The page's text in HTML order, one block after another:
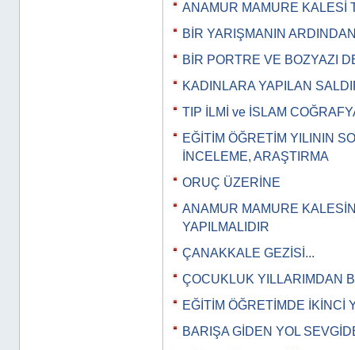
ANAMUR MAMURE KALESİ
BİR YARIŞMANIN
BİR PORTRE VE BOZYAZI
KADINLARA YAPILAN
TIP İLMİ ve İSLAM
EĞİTİM ÖĞRETİM YILININ
İNCELEME, ARAŞTIRMA
ORUÇ ÜZERİNE
ANAMUR MAMURE
YAPILMALIDIR
ÇANAKKALE GEZİSİ...
ÇOCUKLUK YILLARIMDAN
EĞİTİM ÖĞRETİMDE İKİNCİ
BARIŞA GİDEN YOL